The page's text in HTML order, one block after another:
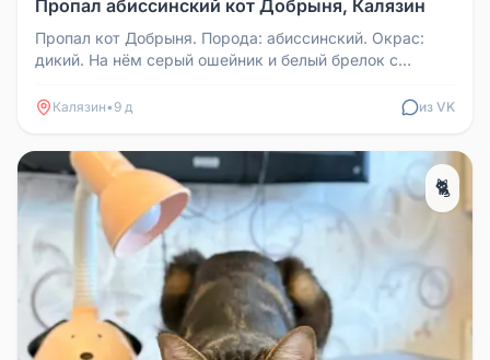
Пропал абиссинский кот Добрыня, Калязин
Пропал кот Добрыня. Порода: абиссинский. Окрас:
дикий. На нём серый ошейник и белый брелок с
Калязин• 9 д из VK
🐈